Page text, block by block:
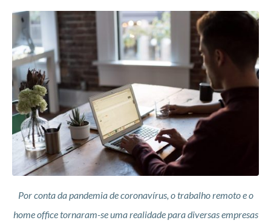
Por conta da pandemia de coronavírus, o trabalho remoto e o
home office tornaram-se uma realidade para diversas empresas